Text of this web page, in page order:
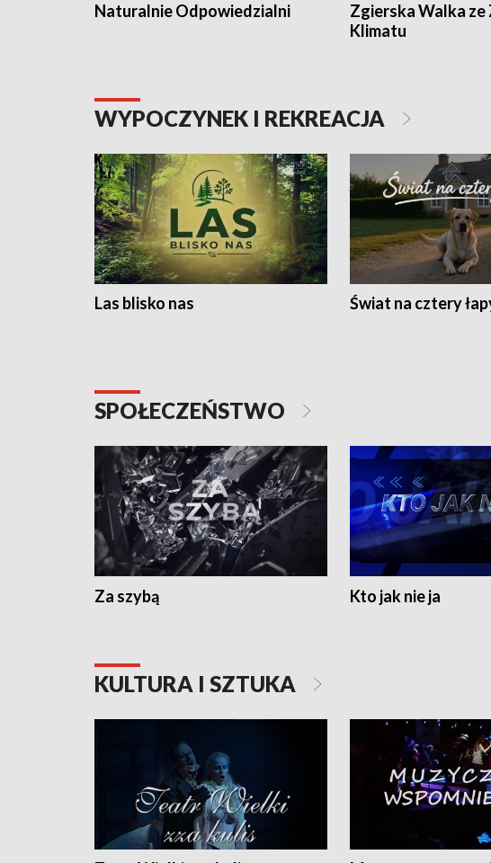
Naturalnie Odpowiedzialni
Zgierska Walka ze
Klimatu
WYPOCZYNEK I REKREACJA
Las blisko nas Świat na cztery
SPOŁECZEŃSTWO
Za szybą Kto jak nie ja
KULTURA I SZTUKA